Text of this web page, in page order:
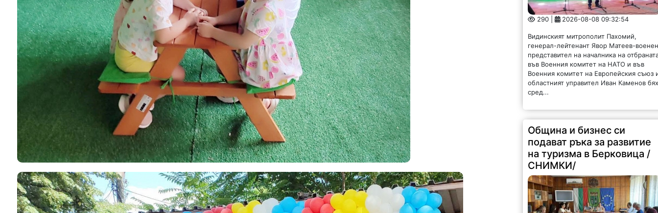
290 | 2026-08-08 09:32:54
Видинският митрополит Пахомий,
представител на началника на
във Военния комитет на НАТО и във
Военния комитет на Европейския съюз
областният управител Иван Каменов
сред...
подават ръка за развитие
на туризма в Берковица /
СНИМКИ/